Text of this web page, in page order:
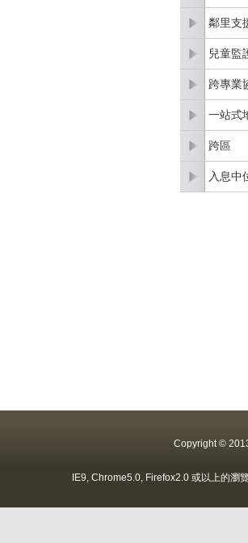
鄰里支
兒童監
跨專業
一站式
跨區
入息中
Copyright ©
IE9, Chrome5.0, Firefox2.0 或以上的瀏